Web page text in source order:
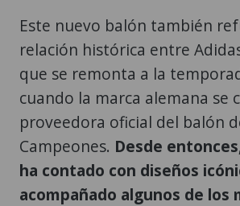
Este nuevo balón también
relación histórica entre
que se remonta a la
cuando la marca alemana se
proveedora oficial del balón
Campeones. Desde
ha contado con diseños
acompañado algunos de los